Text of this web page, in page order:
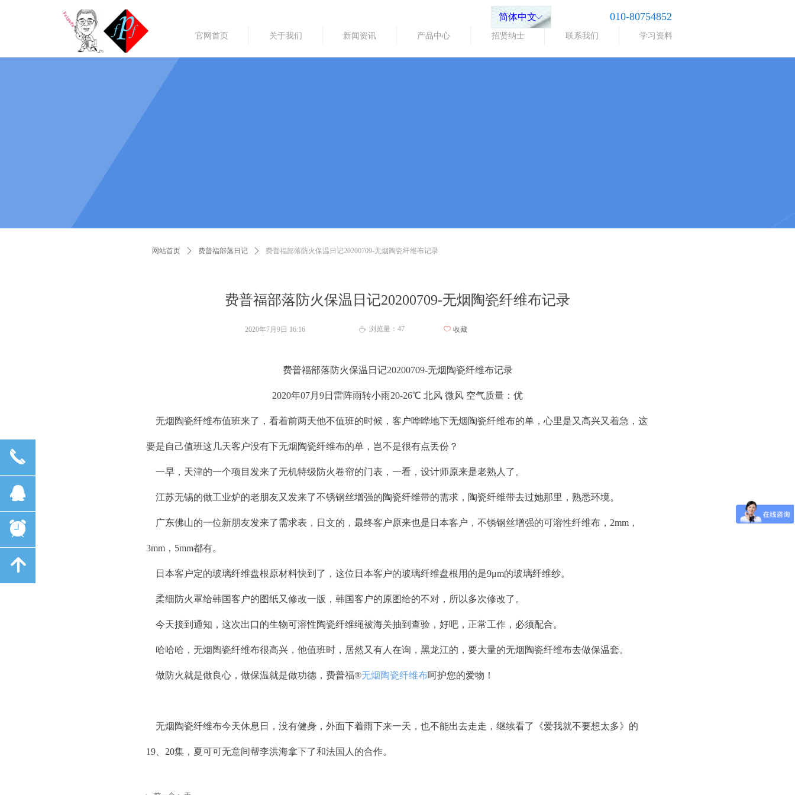
官网首页 关于我们 新闻资讯 产品中心 招贤纳士 联系我们 学习资料
010-80754852
ꀅ
简体中文
网站首页 ꄲ 费普福部落日记 ꄲ 费普福部落防火保温日记20200709-无烟陶瓷纤维布记录
费普福部落防火保温日记20200709-无烟陶瓷纤维布记录
2020年7月9日 16:16 ꄘ 浏览量： 47 ꄀ 收藏
费普福部落防火保温日记20200709-无烟陶瓷纤维布记录
2020年07月9日雷阵雨转小雨20-26℃ 北风 微风 空气质量：优
无烟陶瓷纤维布值班来了，看着前两天他不值班的时候，客户哗哗地下无烟陶瓷纤维布的单，心里是又高兴又着急，这
要是自己值班这几天客户没有下无烟陶瓷纤维布的单，岂不是很有点丢份？
一早，天津的一个项目发来了无机特级防火卷帘的门表，一看，设计师原来是老熟人了。
江苏无锡的做工业炉的老朋友又发来了不锈钢丝增强的陶瓷纤维带的需求，陶瓷纤维带去过她那里，熟悉环境。
广东佛山的一位新朋友发来了需求表，日文的，最终客户原来也是日本客户，不锈钢丝增强的可溶性纤维布，2mm，
3mm，5mm都有。
日本客户定的玻璃纤维盘根原材料快到了，这位日本客户的玻璃纤维盘根用的是9μm的玻璃纤维纱。
柔细防火罩给韩国客户的图纸又修改一版，韩国客户的原图给的不对，所以多次修改了。
今天接到通知，这次出口的生物可溶性陶瓷纤维绳被海关抽到查验，好吧，正常工作，必须配合。
哈哈哈，无烟陶瓷纤维布很高兴，他值班时，居然又有人在询，黑龙江的，要大量的无烟陶瓷纤维布去做保温套。
做防火就是做良心，做保温就是做功德，费普福®无烟陶瓷纤维布呵护您的爱物！
无烟陶瓷纤维布今天休息日，没有健身，外面下着雨下来一天，也不能出去走走，继续看了《爱我就不要想太多》的
19、20集，夏可可无意间帮李洪海拿下了和法国人的合作。
끅
뀩
뀥
녕